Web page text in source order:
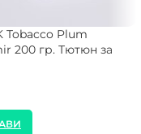
Tobacco Plum
200 гр. Тютюн за